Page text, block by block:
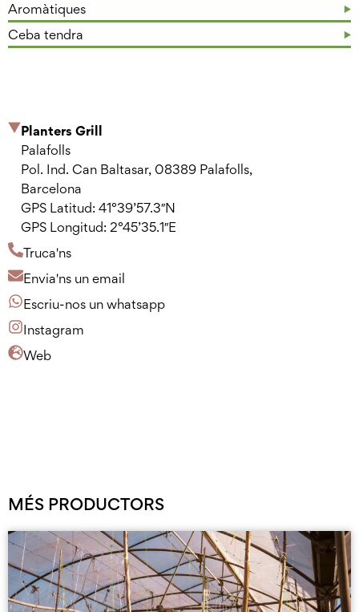
Aromàtiques
Ceba tendra
Planters Grill
Palafolls
Pol. Ind. Can Baltasar, 08389 Palafolls,
Barcelona
GPS Latitud: 41°39’57.3″N
GPS Longitud: 2°45’35.1″E
Truca'ns
Envia'ns un email
Escriu-nos un whatsapp
Instagram
Web
MÉS PRODUCTORS